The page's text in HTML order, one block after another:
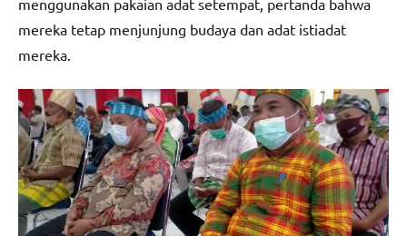
mereka tetap menjunjung budaya dan adat istiadat
mereka.